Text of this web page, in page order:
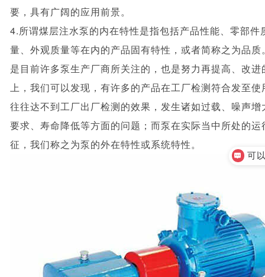
要，具有广阔的应用前景。
4.所谓煤层注水泵的内在特性是指包括产品性能、零部件
量、外观质量等在内的产品固有特性，或者简称之为品
是目前许多泵生产厂商所关注的，也是努力再提高、改
上，我们可以发现，有许多的产品在工厂检测符合发至
往往达不到工厂出厂检测的效果，发生诸如过载、噪声
要求、寿命降低等方面的问题；而泵在实际当中所处的
征，我们称之为泵的外在特性或系统特性。